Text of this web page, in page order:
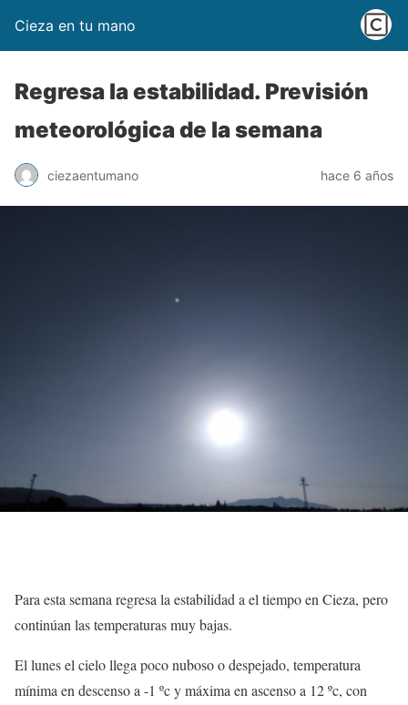
Cieza en tu mano
Regresa la estabilidad. Previsión
meteorológica de la semana
ciezaentumano hace 6 años
Para esta semana regresa la estabilidad a el tiempo en Cieza, pero
continúan las temperaturas muy bajas.
El lunes el cielo llega poco nuboso o despejado, temperatura
mínima en descenso a -1 ºc y máxima en ascenso a 12 ºc, con